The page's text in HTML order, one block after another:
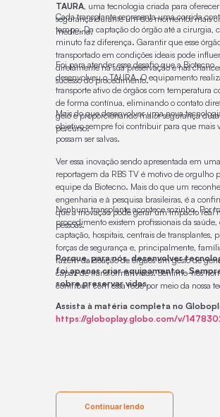
TAURA, uma tecnologia criada para
segurança durante um dos momentos mais
medicina.
Cada transplante representa uma corrida
tempo. Da captação do órgão até a cirurgia,
minuto faz diferença. Garantir que esse
transportado em condições ideais pode
diretamente na sua preservação e nas
sucesso do procedimento.
Foi para atender esse desafio que a Biotecno
desenvolveu o TAURA. O equipamento
transporte ativo de órgãos com temperatura
de forma contínua, eliminando o contato
gelo e proporcionando maior segurança
percurso.
Mais do que desenvolver uma nova
objetivo sempre foi contribuir para que mais
possam ser salvas.
Ver essa inovação sendo apresentada em uma
reportagem da RBS TV é motivo de orgulho
equipe da Biotecno. Mais do que um
engenharia e à pesquisa brasileiras, é a
que a inovação pode gerar um impacto real
pessoas.
Nenhum transplante acontece sozinho. Por
procedimento existem profissionais da
captação, hospitais, centrais de transplantes,
forças de segurança e, principalmente,
fazem da doação de órgãos um gesto de
capaz de transformar vidas. Sentimo-nos
contribuir com essa rede por meio da nossa
Porque, para nós, desenvolver
foi apenas criar equipamentos.
sobre preservar vidas.
Assista à matéria completa no
https://globoplay.globo.com/v/
Continuar lendo